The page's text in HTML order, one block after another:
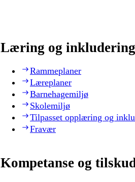
Læring og inkludering
Rammeplaner
Læreplaner
Barnehagemiljø
Skolemiljø
Tilpasset opplæring og
Fravær
Kompetanse og